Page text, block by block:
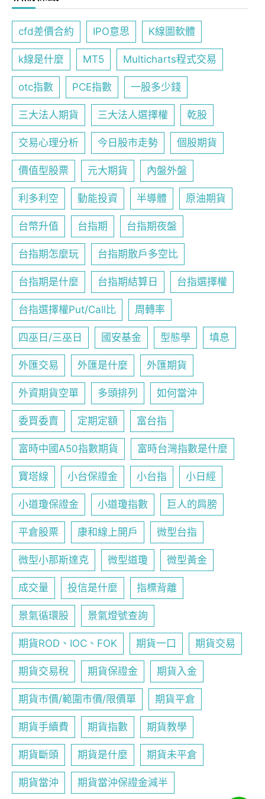
cfd差價合約 IPO意思 K線圖軟體
k線是什麼 MT5 Multicharts程式交易
otc指數 PCE指數 一股多少錢
三大法人期貨 三大法人選擇權 乾股
交易心理分析 今日股市走勢 個股期貨
價值型股票 元大期貨 內盤外盤
利多利空 動能投資 半導體 原油期貨
台幣升值 台指期 台指期夜盤
台指期怎麼玩 台指期散戶多空比
台指期是什麼 台指期結算日 台指選擇權
台指選擇權Put/Call比 周轉率
四巫日/三巫日 國安基金 型態學 填息
外匯交易 外匯是什麼 外匯期貨
外資期貨空單 多頭排列 如何當沖
委買委賣 定期定額 富台指
富時中國A50指數期貨 富時台灣指數是什麼
寶塔線 小台保證金 小台指 小日經
小道瓊保證金 小道瓊指數 巨人的肩膀
平倉股票 康和線上開戶 微型台指
微型小那斯達克 微型道瓊 微型黃金
成交量 投信是什麼 指標背離
景氣循環股 景氣燈號查詢
期貨ROD、IOC、FOK 期貨一口 期貨交易
期貨交易稅 期貨保證金 期貨入金
期貨市價/範圍市價/限價單 期貨平倉
期貨手續費 期貨指數 期貨教學
期貨斷頭 期貨是什麼 期貨未平倉
期貨當沖 期貨當沖保證金減半